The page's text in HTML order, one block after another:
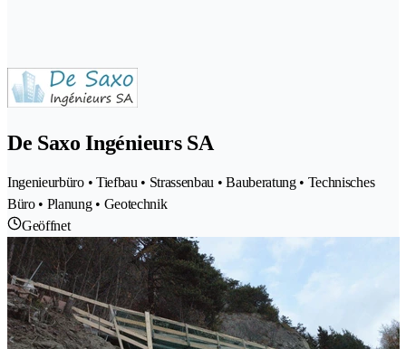
De Saxo Ingénieurs SA
Ingenieurbüro • Tiefbau • Strassenbau • Bauberatung • Technisches
Büro • Planung • Geotechnik
Geöffnet